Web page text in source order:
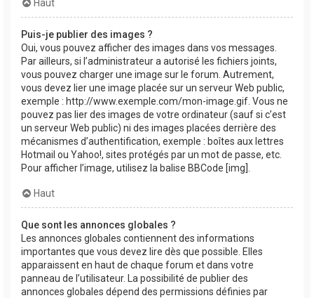
Haut
Puis-je publier des images ?
Oui, vous pouvez afficher des images dans vos messages.
Par ailleurs, si l’administrateur a autorisé les fichiers joints,
vous pouvez charger une image sur le forum. Autrement,
vous devez lier une image placée sur un serveur Web public,
exemple : http://www.exemple.com/mon-image.gif. Vous ne
pouvez pas lier des images de votre ordinateur (sauf si c’est
un serveur Web public) ni des images placées derrière des
mécanismes d’authentification, exemple : boîtes aux lettres
Hotmail ou Yahoo!, sites protégés par un mot de passe, etc.
Pour afficher l’image, utilisez la balise BBCode [img].
Haut
Que sont les annonces globales ?
Les annonces globales contiennent des informations
importantes que vous devez lire dès que possible. Elles
apparaissent en haut de chaque forum et dans votre
panneau de l’utilisateur. La possibilité de publier des
annonces globales dépend des permissions définies par